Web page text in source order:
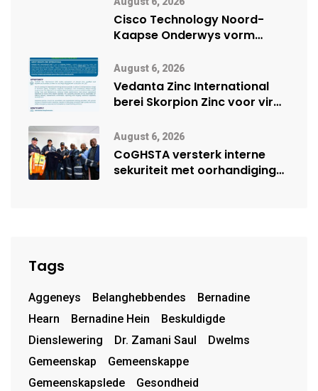
Cisco Technology Noord-
Kaapse Onderwys vorm
vennootskap
August 6, 2026
Vedanta Zinc International
berei Skorpion Zinc voor vir
August 6, 2026
CoGHSTA versterk interne
sekuriteit met oorhandiging
Tags
Aggeneys Belanghebbendes
Bernadine
Hearn
Bernadine Hein
Beskuldigde
Dienslewering
Dr. Zamani Saul
Dwelms
Gemeenskap
Gemeenskappe
Gemeenskapslede
Gesondheid